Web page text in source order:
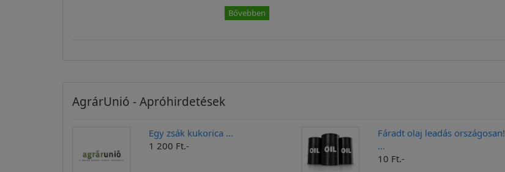
Bővebben
AgrárUnió - Apróhirdetések
Egy zsák kukorica ...
1 200 Ft.-
Fáradt olaj leadás országosan!
...
10 Ft.-